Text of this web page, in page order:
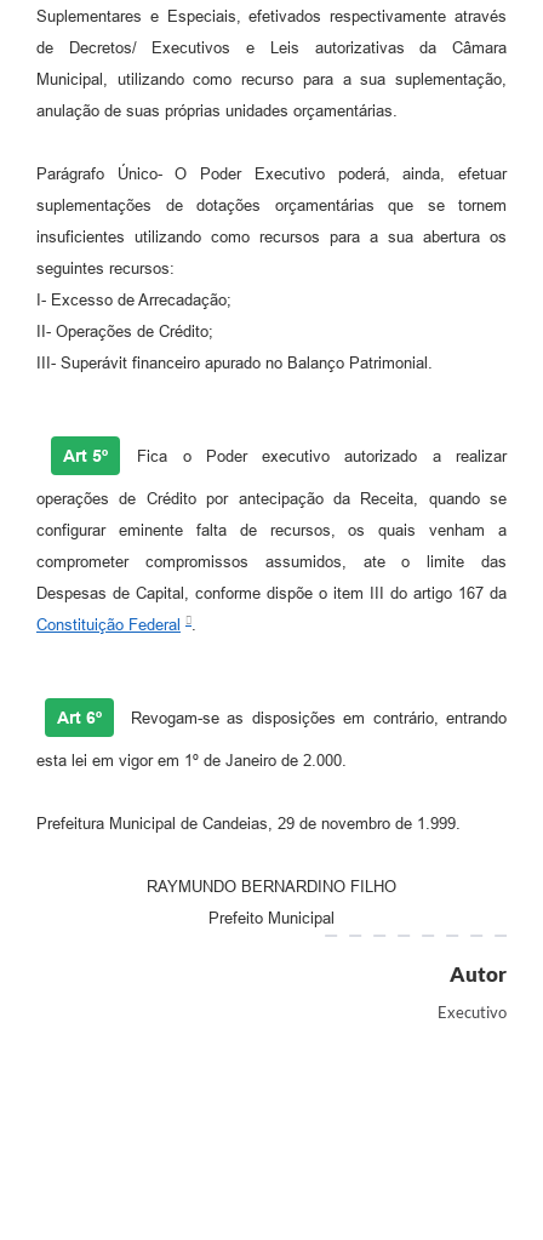
Suplementares e Especiais, efetivados respectivamente através
de Decretos/ Executivos e Leis autorizativas da Câmara
Municipal, utilizando como recurso para a sua suplementação,
anulação de suas próprias unidades orçamentárias.
Parágrafo Único- O Poder Executivo poderá, ainda, efetuar
suplementações de dotações orçamentárias que se tornem
insuficientes utilizando como recursos para a sua abertura os
seguintes recursos:
I- Excesso de Arrecadação;
II- Operações de Crédito;
III- Superávit financeiro apurado no Balanço Patrimonial.
Art 5º Fica o Poder executivo autorizado a realizar
operações de Crédito por antecipação da Receita, quando se
configurar eminente falta de recursos, os quais venham a
comprometer compromissos assumidos, ate o limite das
Despesas de Capital, conforme dispõe o item III do artigo 167 da
Constituição Federal
Art 6º Revogam-se as disposições em contrário, entrando
esta lei em vigor em 1º de Janeiro de 2.000.
Prefeitura Municipal de Candeias, 29 de novembro de 1.999.
RAYMUNDO BERNARDINO FILHO
Prefeito Municipal
Autor
Executivo